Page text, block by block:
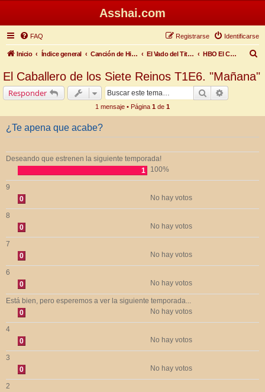
Asshai.com
FAQ Identificarse
Registrarse
Inicio Índice general Canción de Hielo y Fuego El Vado del Titiritero HBO El Caballero de los Siete Reinos T1
El Caballero de los Siete Reinos T1E6. "Mañana"
Responder Buscar
1 mensaje • Página 1 de 1
¿Te apena que acabe?
Deseando que estrenen la siguiente temporada!
1
100%
9
0
No hay votos
8
0
No hay votos
7
0
No hay votos
6
0
No hay votos
Está bien, pero esperemos a ver la siguiente temporada...
0
No hay votos
4
0
No hay votos
3
0
No hay votos
2